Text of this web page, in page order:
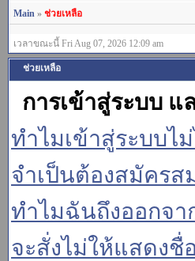
Main » ช่วยเหลือ
เวลาขณะนี้ Fri Aug 07, 2026 12:09 am
ช่วยเหลือ
การเข้าสู่ระบบ
ทำไมเข้าสู่ระบบไ
จำเป็นต้องสมัครส
ทำไมฉันถึงออกจ
จะสั่งไม่ให้แสดงชื่